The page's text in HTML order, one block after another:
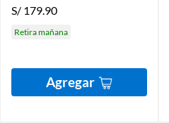
S/ 179.90
Retira mañana
Agregar